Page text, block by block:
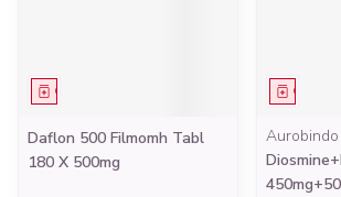
Geneesmiddel
Daflon 500 Filmomh Tabl
180 X 500mg
Aurobindo